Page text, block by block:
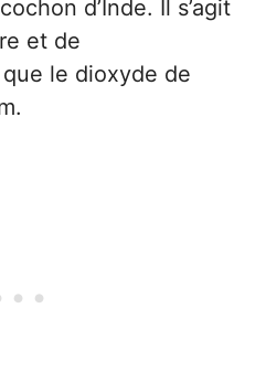
d’Inde. Il s’agit
et de
le dioxyde de